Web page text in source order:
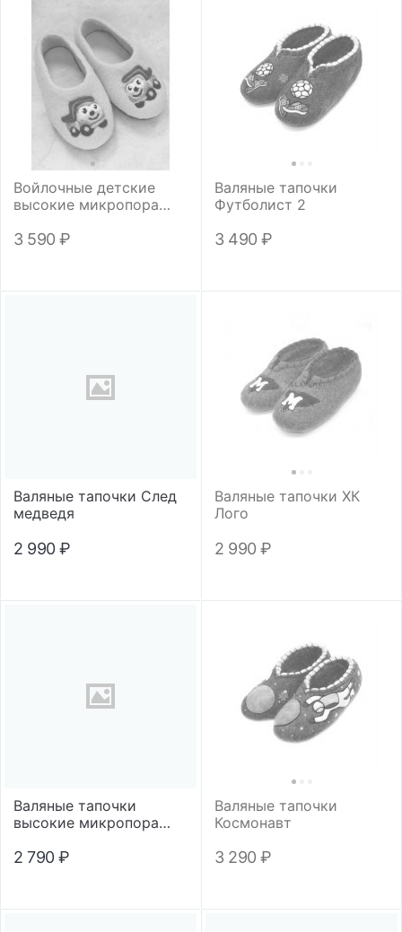
Войлочные детские
высокие микропора
3 590 ₽
Валяные тапочки
Футболист 2
3 490 ₽
Валяные тапочки След
медведя
2 990 ₽
Валяные тапочки ХК
Лого
2 990 ₽
Валяные тапочки
высокие микропора
2 790 ₽
Валяные тапочки
Космонавт
3 290 ₽